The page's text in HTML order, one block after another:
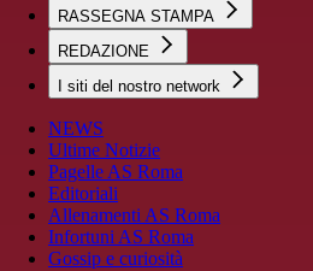
RASSEGNA STAMPA
REDAZIONE
I siti del nostro network
NEWS
Ultime Notizie
Pagelle AS Roma
Editoriali
Allenamenti AS Roma
Infortuni AS Roma
Gossip e curiosità